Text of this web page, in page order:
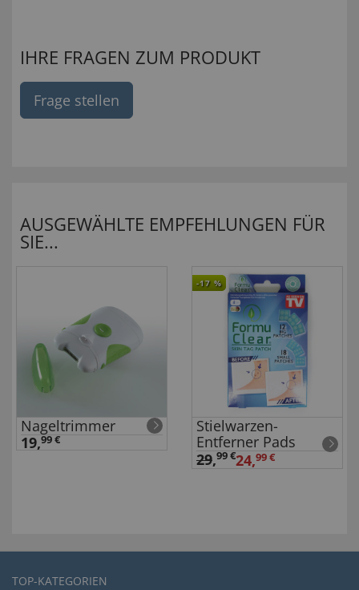
IHRE FRAGEN ZUM PRODUKT
Frage stellen
AUSGEWÄHLTE EMPFEHLUNGEN FÜR
SIE...
Nageltrimmer
19,99 €
-17 %
Stielwarzen-
Entferner Pads
29,99 €24,99 €
TOP-KATEGORIEN